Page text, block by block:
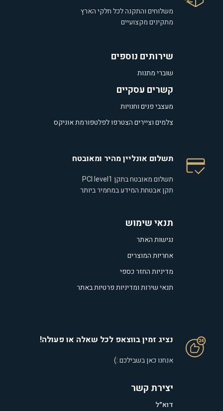
משלוחים והתקנה לכל חלקי הארץ
מתקינים מקצועיים
שירותים נוספים
שוברי מתנות
קשרים עסקיים
מעצבי פנים וחנויות
צלמים וציירים הצטרפו לפלטפורמת אוניקס
תשלום אונליין מהיר ומאובטח
תשלום מאובטח בתקן PCI level1
תקן אבטחת המידע במחמיר ביותר
תנאי שימוש
נגישות האתר
אחריות המוצרים
מדיניות החזר כספי
תנאי שירות ומדיניות פרטיות באתר
נציג זמין בווצאפ לכל שאלה או פעולה!
אנחנו כאן בשבילכם :)
יצירת קשר
דוא״ל